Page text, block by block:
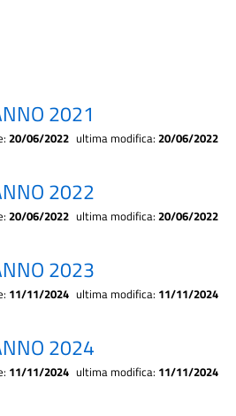
2021
20/06/2022 ultima modifica: 20/06/2022
2022
20/06/2022 ultima modifica: 20/06/2022
2023
11/11/2024 ultima modifica: 11/11/2024
2024
11/11/2024 ultima modifica: 11/11/2024